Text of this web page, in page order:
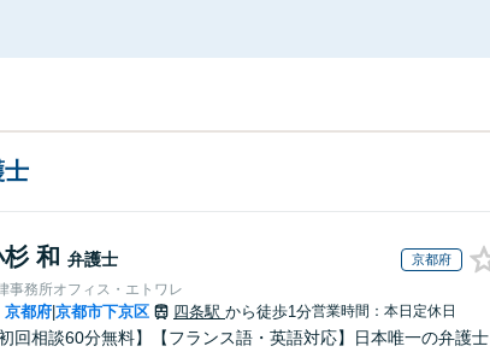
士
和 弁護士 京都府
事務所オフィス・エトワレ
京都府 京都市下京区 四条駅 から徒歩1分営業時間：本日定休日
初回相談60分無料】【フランス語・英語対応】日本唯一の弁護士